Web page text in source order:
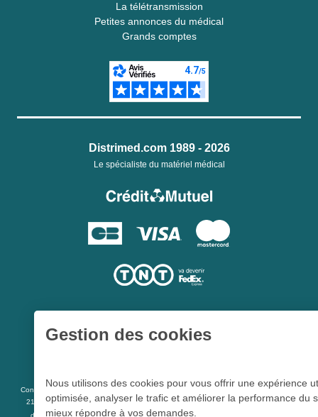
La télétransmission
Petites annonces du médical
Grands comptes
Distrimed.com 1989 - 2026
Le spécialiste du matériel médical
Conformément aux articles L 5213-3 du code de la santé publique et à l’arrêté du
21 décembre 2012 fixant la liste des dispositifs médicaux qui peuvent faire l’objet
R 5213-1
Gestion des cookies
Nous utilisons des cookies pour vous offrir une expérience
optimisée, analyser le trafic et améliorer la performance du
mieux répondre à vos demandes.